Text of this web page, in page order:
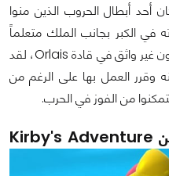
أبطال الحروب الذين منوا
في الكبر بجانب الملك متعلماً
أصول الحكم وكان له سبب وجيه ليكون غير واثق في قادة Orlais، لقد
وقرر العمل بها على الرغم من
من الفوز في الحرب.